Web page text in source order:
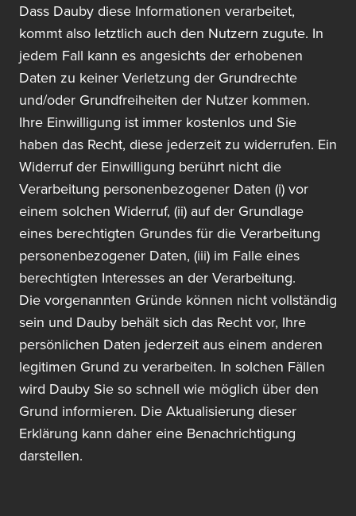
Dass Dauby diese Informationen verarbeitet,
kommt also letztlich auch den Nutzern zugute. In
jedem Fall kann es angesichts der erhobenen
Daten zu keiner Verletzung der Grundrechte
und/oder Grundfreiheiten der Nutzer kommen.
Ihre Einwilligung ist immer kostenlos und Sie
haben das Recht, diese jederzeit zu widerrufen. Ein
Widerruf der Einwilligung berührt nicht die
Verarbeitung personenbezogener Daten (i) vor
einem solchen Widerruf, (ii) auf der Grundlage
eines berechtigten Grundes für die Verarbeitung
personenbezogener Daten, (iii) im Falle eines
berechtigten Interesses an der Verarbeitung.
Die vorgenannten Gründe können nicht vollständig
sein und Dauby behält sich das Recht vor, Ihre
persönlichen Daten jederzeit aus einem anderen
legitimen Grund zu verarbeiten. In solchen Fällen
wird Dauby Sie so schnell wie möglich über den
Grund informieren. Die Aktualisierung dieser
Erklärung kann daher eine Benachrichtigung
darstellen.